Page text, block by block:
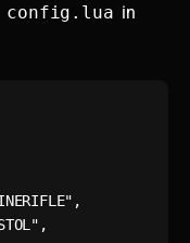
config.lua in